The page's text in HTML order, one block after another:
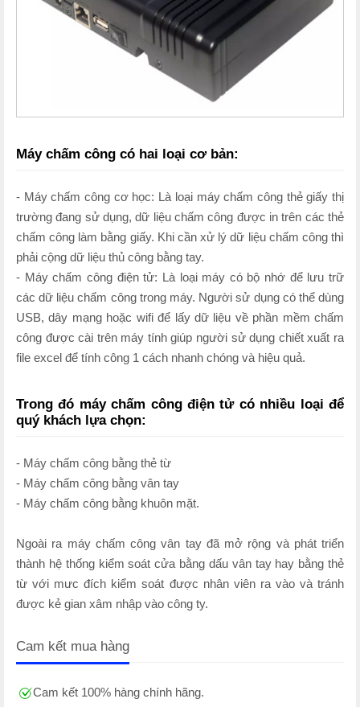
Máy chấm công có hai loại cơ bản:
- Máy chấm công cơ học: Là loại máy chấm công thẻ giấy thị
trường đang sử dụng, dữ liệu chấm công được in trên các thẻ
chấm công làm bằng giấy. Khi cần xử lý dữ liệu chấm công thì
phải cộng dữ liệu thủ công bằng tay.
- Máy chấm công điện tử: Là loại máy có bộ nhớ để lưu trữ
các dữ liệu chấm công trong máy. Người sử dụng có thể dùng
USB, dây mạng hoặc wifi để lấy dữ liệu về phần mềm chấm
công được cài trên máy tính giúp người sử dụng chiết xuất ra
file excel để tính công 1 cách nhanh chóng và hiệu quả.
Trong đó máy chấm công điện tử có nhiều loại để
quý khách lựa chọn:
- Máy chấm công bằng thẻ từ
- Máy chấm công bằng vân tay
- Máy chấm công bằng khuôn mặt.
Ngoài ra máy chấm công vân tay đã mở rộng và phát triển
thành hệ thống kiểm soát cửa bằng dấu vân tay hay bằng thẻ
từ với mưc đích kiểm soát được nhân viên ra vào và tránh
được kẻ gian xâm nhập vào công ty.
Cam kết mua hàng
Cam kết 100% hàng chính hãng.